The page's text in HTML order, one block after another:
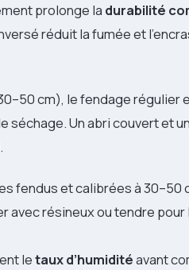
prolonge la durabilité
réduit la fumée et
cm), le fendage
séchage. Un abri couvert et
fendus et calibrées à 30–50
avec résineux ou tendre
letaux d’humiditéavant